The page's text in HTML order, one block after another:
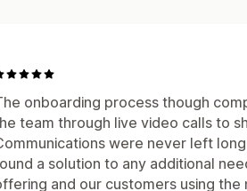
onboarding process though
team through live video calls to
were never left
a solution to any additional
and our customers using